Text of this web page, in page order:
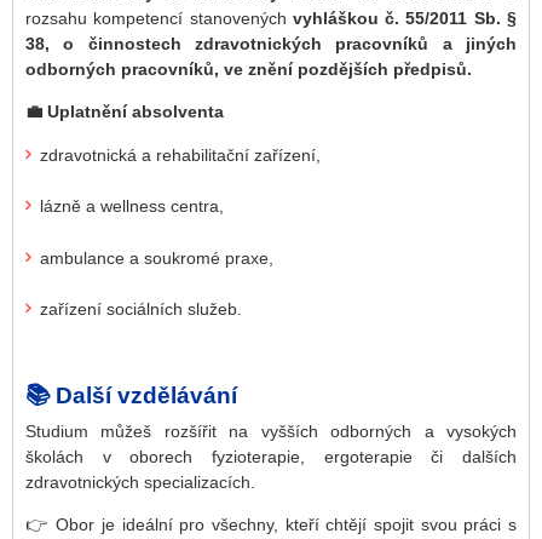
rozsahu kompetencí stanovených vyhláškou č. 55/2011 Sb. §
38, o činnostech zdravotnických pracovníků a jiných
odborných pracovníků, ve znění pozdějších předpisů.
💼 Uplatnění absolventa
zdravotnická a rehabilitační zařízení,
lázně a wellness centra,
ambulance a soukromé praxe,
zařízení sociálních služeb.
📚 Další vzdělávání
Studium můžeš rozšířit na vyšších odborných a vysokých
školách v oborech fyzioterapie, ergoterapie či dalších
zdravotnických specializacích.
👉 Obor je ideální pro všechny, kteří chtějí spojit svou práci s